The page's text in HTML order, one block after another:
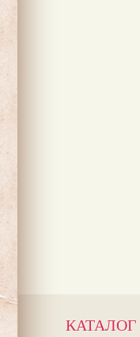
КАТАЛОГ